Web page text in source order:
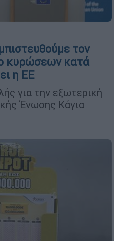
τον
κυρώσεων κατά
η ΕΕ
για την εξωτερική
Ένωσης Κάγια